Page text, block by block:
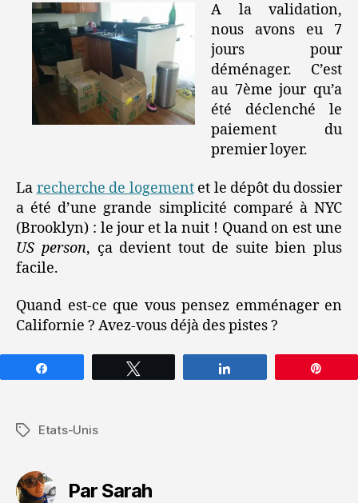
A la validation,
nous avons eu 7
jours pour
déménager. C’est
au 7ème jour qu’a
été déclenché le
paiement du
premier loyer.
La recherche de logementet le dépôt du dossier
a été d’une grande simplicité comparé à NYC
(Brooklyn) : le jour et la nuit ! Quand on est une
US person, ça devient tout de suite bien plus
facile.
Quand est-ce que vous pensez emménager en
Californie ? Avez-vous déjà des pistes ?
Étiquettes
Etats-Unis
Par Sarah